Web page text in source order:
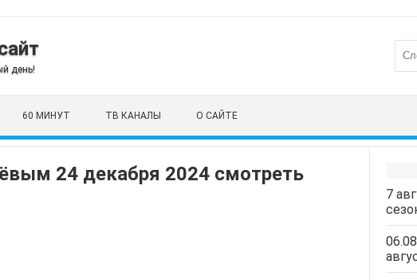
день!
60 МИНУТ ТВ КАНАЛЫ О САЙТЕ
24 декабря 2024 смотреть
7